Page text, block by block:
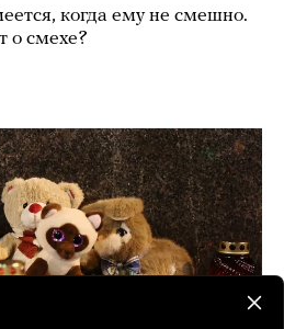
когда ему не смешно.
о смехе?